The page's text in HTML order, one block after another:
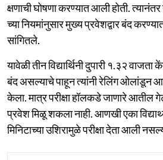
क्षणाची घोषणा करण्यात आली होती.
च्या नियमांनुसार मुख्य प्रवेशद्वार बंद
सांगितले.
यावेळी तीन विद्यार्थिनी दुपारी १.३२
बंद असल्याचे पाहून त्यांनी रेलिंग ओलांडून
केला. मात्र परीक्षा हॉलकडे जाणारे आतील
प्रवेश मिळू शकला नाही. आणखी एका
मिनिटाच्या उशिरामुळे परीक्षा देता आली